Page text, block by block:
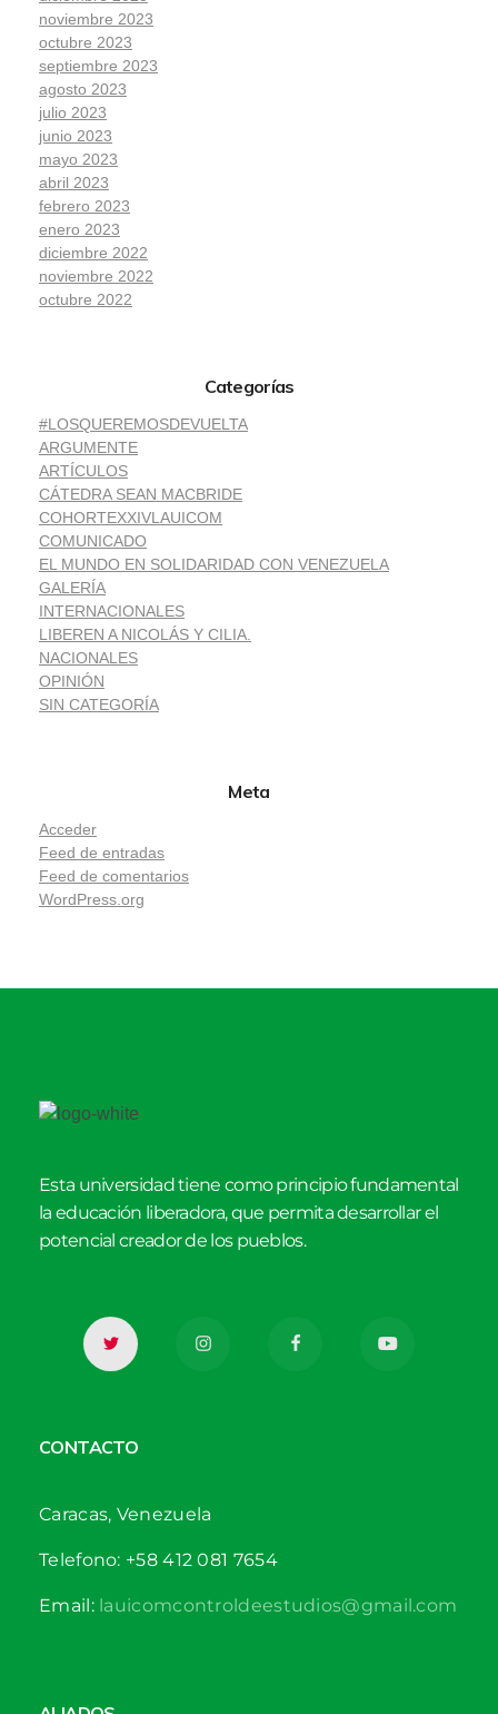
noviembre 2023
octubre 2023
septiembre 2023
agosto 2023
julio 2023
junio 2023
mayo 2023
abril 2023
febrero 2023
enero 2023
diciembre 2022
noviembre 2022
octubre 2022
Categorías
#LOSQUEREMOSDEVUELTA
ARGUMENTE
ARTÍCULOS
CÁTEDRA SEAN MACBRIDE
COHORTEXXIVLAUICOM
COMUNICADO
EL MUNDO EN SOLIDARIDAD CON VENEZUELA
GALERÍA
INTERNACIONALES
LIBEREN A NICOLÁS Y CILIA.
NACIONALES
OPINIÓN
SIN CATEGORÍA
Meta
Acceder
Feed de entradas
Feed de comentarios
WordPress.org
Esta universidad tiene como principio fundamental
la educación liberadora, que permita desarrollar el
potencial creador de los pueblos.
CONTACTO
Caracas, Venezuela
Telefono: +58 412 081 7654
Email:lauicomcontroldeestudios@gmail.com